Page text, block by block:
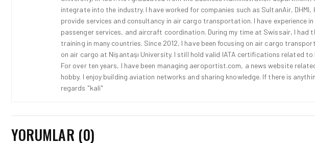
integrate into the industry. I have worked for companies such as SultanAir,
provide services and consultancy in air cargo transportation. I have experience
passenger services, and aircraft coordination. During my time at Swissair, I had
training in many countries. Since 2012, I have been focusing on air cargo
on air cargo at Nişantaşı University. I still hold valid IATA certifications related
For over ten years, I have been managing aeroportist.com, a news website
hobby. I enjoy building aviation networks and sharing knowledge. If there is
regards "kali"
YORUMLAR (0)